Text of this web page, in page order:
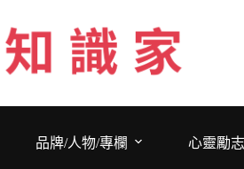
至
主
要
品牌/人物/專欄
心靈勵志